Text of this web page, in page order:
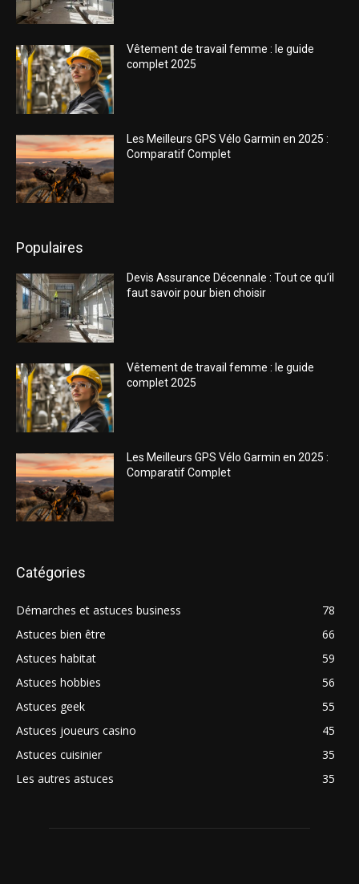
Vêtement de travail femme : le guide
complet 2025
Les Meilleurs GPS Vélo Garmin en 2025 :
Comparatif Complet
Populaires
Devis Assurance Décennale : Tout ce qu’il
faut savoir pour bien choisir
Vêtement de travail femme : le guide
complet 2025
Les Meilleurs GPS Vélo Garmin en 2025 :
Comparatif Complet
Catégories
Démarches et astuces business
78
Astuces bien être
66
Astuces habitat
59
Astuces hobbies
56
Astuces geek
55
Astuces joueurs casino
45
Astuces cuisinier
35
Les autres astuces
35